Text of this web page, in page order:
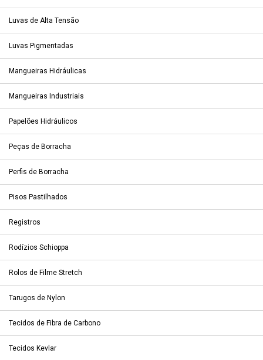
Luvas de Alta Tensão
Luvas Pigmentadas
Mangueiras Hidráulicas
Mangueiras Industriais
Papelões Hidráulicos
Peças de Borracha
Perfis de Borracha
Pisos Pastilhados
Registros
Rodízios Schioppa
Rolos de Filme Stretch
Tarugos de Nylon
Tecidos de Fibra de Carbono
Tecidos Kevlar